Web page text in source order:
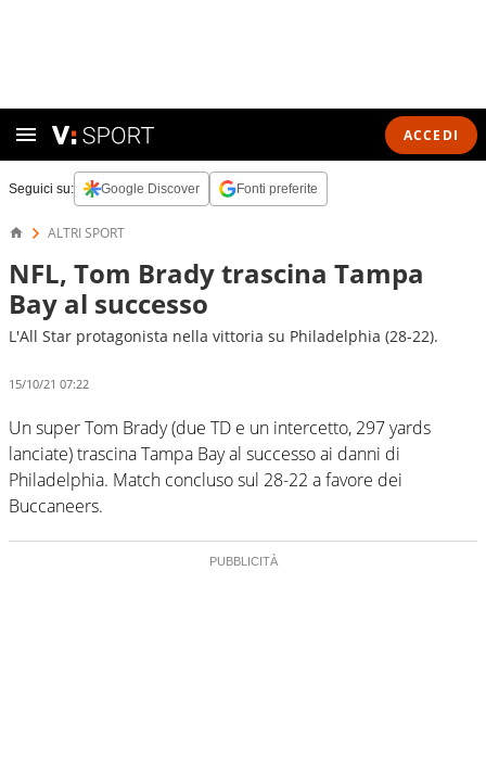
ACCEDI
Seguici su: Google Discover Fonti preferite
ALTRI SPORT
NFL, Tom Brady trascina Tampa
Bay al successo
L'All Star protagonista nella vittoria su Philadelphia (28-22).
15/10/21 07:22
Un super Tom Brady (due TD e un intercetto, 297 yards
lanciate) trascina Tampa Bay al successo ai danni di
Philadelphia. Match concluso sul 28-22 a favore dei
Buccaneers.